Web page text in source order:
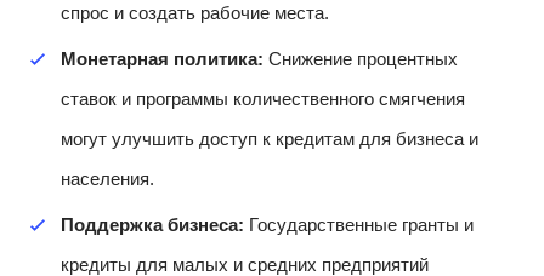
спрос и создать рабочие места.
Монетарная политика: Снижение процентных
ставок и программы количественного смягчения
могут улучшить доступ к кредитам для бизнеса и
населения.
Поддержка бизнеса: Государственные гранты и
кредиты для малых и средних предприятий